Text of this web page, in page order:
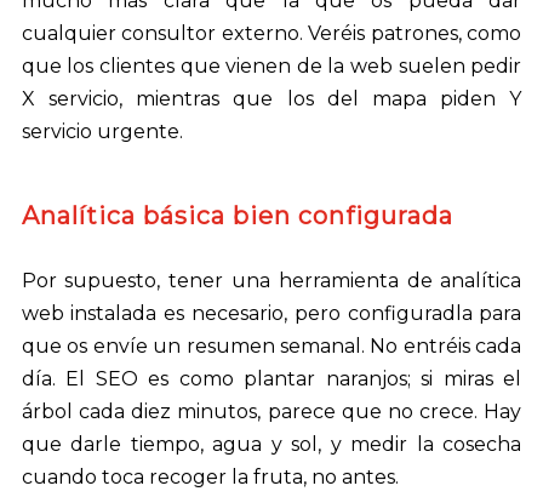
cualquier consultor externo. Veréis patrones, como
que los clientes que vienen de la web suelen pedir
X servicio, mientras que los del mapa piden Y
servicio urgente.
Analítica básica bien configurada
Por supuesto, tener una herramienta de analítica
web instalada es necesario, pero configuradla para
que os envíe un resumen semanal. No entréis cada
día. El SEO es como plantar naranjos; si miras el
árbol cada diez minutos, parece que no crece. Hay
que darle tiempo, agua y sol, y medir la cosecha
cuando toca recoger la fruta, no antes.